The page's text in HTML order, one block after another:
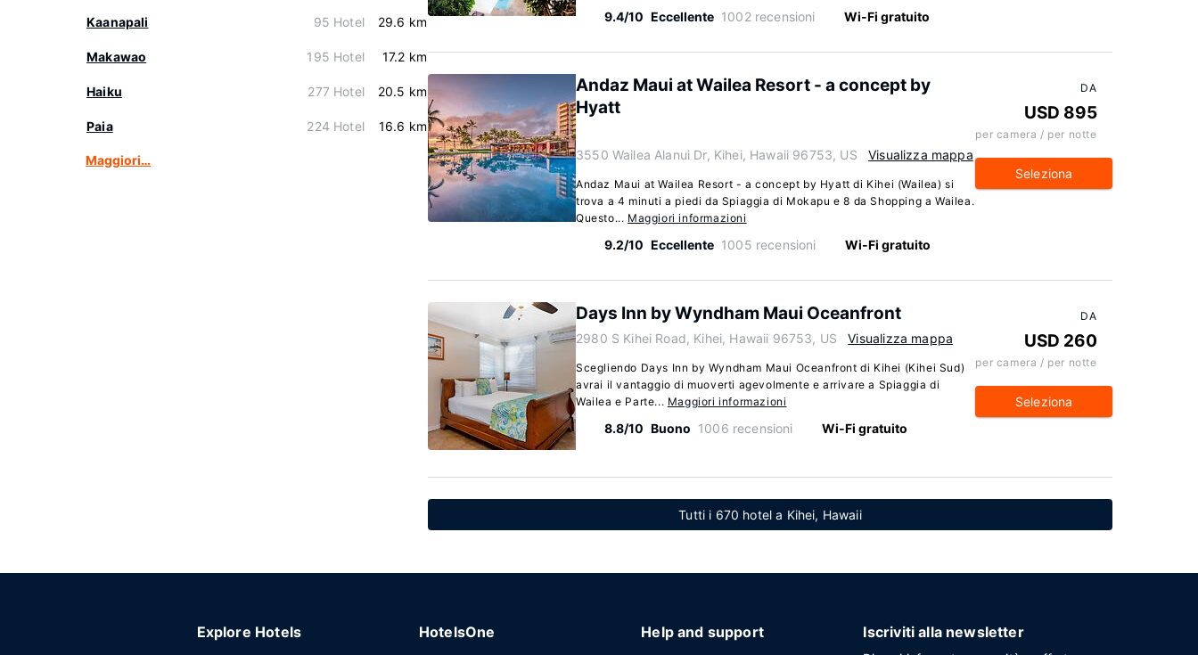
Kaanapali 95 Hotel 29.6 km
Makawao 195 Hotel 17.2 km
Haiku 277 Hotel 20.5 km
Paia 224 Hotel 16.6 km
Maggiori…
9.4/10 Eccellente 1002 recensioni Wi-Fi gratuito
Andaz Maui at Wailea Resort - a concept by
Hyatt
3550 Wailea Alanui Dr, Kihei, Hawaii 96753, US Visualizza mappa
Andaz Maui at Wailea Resort - a concept by Hyatt di Kihei (Wailea) si
trova a 4 minuti a piedi da Spiaggia di Mokapu e 8 da Shopping a Wailea.
Questo... Maggiori informazioni
9.2/10 Eccellente 1005 recensioni Wi-Fi gratuito
DA
USD 895
per camera / per notte
Seleziona
Days Inn by Wyndham Maui Oceanfront
2980 S Kihei Road, Kihei, Hawaii 96753, US Visualizza mappa
Scegliendo Days Inn by Wyndham Maui Oceanfront di Kihei (Kihei Sud)
avrai il vantaggio di muoverti agevolmente e arrivare a Spiaggia di
Wailea e Parte... Maggiori informazioni
8.8/10 Buono 1006 recensioni Wi-Fi gratuito
DA
USD 260
per camera / per notte
Seleziona
Tutti i 670 hotel a Kihei, Hawaii
Explore Hotels HotelsOne Help and support Iscriviti alla newsletter